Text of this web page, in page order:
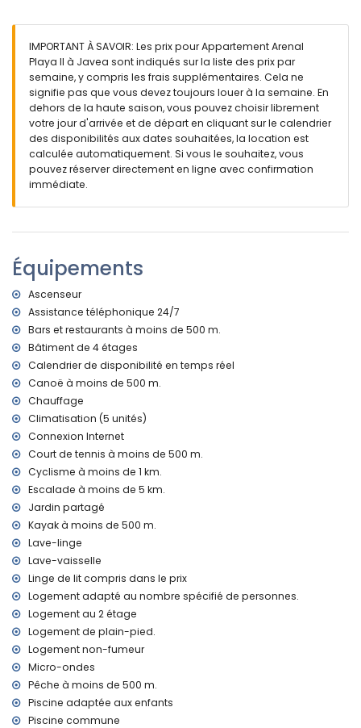
salle de bain avec lavabo simple, douche et toilette
Extérieur de l'appartement
terrain spacieux et clôturé
piscine commune mesurant 10m x 7m
piscine pour enfants
jardin commun avec pelouse
terrasse couverte
douche extérieure
coin salon extérieur et coin repas extérieur
rivière ou bord de mer le plus proche : Méditerranée (à
moins de 500 mètres de l'appartement)
plage la plus proche : plage d'Arenal (à moins de 500
mètres de l'appartement)
port le plus proche : Puerto de Jávea (à moins de 3
kilomètres de l'appartement)
aéroport le plus proche : Alicante (à moins de 100
kilomètres de l'appartement)
100 kilomètres de l'appartement)
transports publics à proximité : bus à moins de 1000 mètres
interdiction de fumer
animaux non admis
L'immeuble où se trouve l'hébergement est équipé d'un
ascenseur.
L'hébergement est très adapté aux familles avec enfants
Équipements et services inclus dans le prix de location de
l'appartement
internet (WiFi)
aspirateur et fer à repasser avec planche à repasser
linge de lit et serviettes
service de réception et service d'urgence 24 heures
chauffage par air et climatisation
Équipements et services à supplément
lit bébé (sur demande)
Divertissements et activités de loisirs pour vos vacances à
Jávea, Costa Blanca
IMPORTANT À SAVOIR: Les prix pour Appartement Arenal
Playa II à Javea sont indiqués sur la liste des prix par
semaine, y compris les frais supplémentaires. Cela ne
signifie pas que vous devez toujours louer à la semaine. En
dehors de la haute saison, vous pouvez choisir librement
votre jour d'arrivée et de départ en cliquant sur le calendrier
des disponibilités aux dates souhaitées, la location est
calculée automatiquement. Si vous le souhaitez, vous
pouvez réserver directement en ligne avec confirmation
immédiate.
Équipements
Ascenseur
Assistance téléphonique 24/7
Bars et restaurants à moins de 500 m.
Bâtiment de 4 étages
Calendrier de disponibilité en temps réel
Canoë à moins de 500 m.
Chauffage
Climatisation (5 unités)
Connexion Internet
Court de tennis à moins de 500 m.
Cyclisme à moins de 1 km.
Escalade à moins de 5 km.
Jardin partagé
Kayak à moins de 500 m.
Lave-linge
Lave-vaisselle
Linge de lit compris dans le prix
Logement adapté au nombre spécifié de personnes.
Logement au 2 étage
Logement de plain-pied.
Logement non-fumeur
Micro-ondes
Pêche à moins de 500 m.
Piscine adaptée aux enfants
Piscine commune